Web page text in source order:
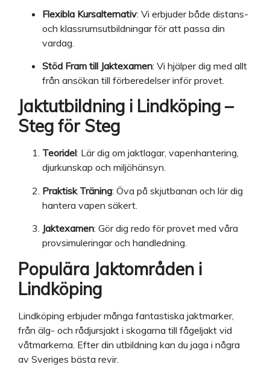
Flexibla Kursalternativ: Vi erbjuder både distans-
och klassrumsutbildningar för att passa din
vardag.
Stöd Fram till Jaktexamen: Vi hjälper dig med allt
från ansökan till förberedelser inför provet.
Jaktutbildning i Lindköping –
Steg för Steg
Teoridel: Lär dig om jaktlagar, vapenhantering,
djurkunskap och miljöhänsyn.
Praktisk Träning: Öva på skjutbanan och lär dig
hantera vapen säkert.
Jaktexamen: Gör dig redo för provet med våra
provsimuleringar och handledning.
Populära Jaktområden i
Lindköping
Lindköping erbjuder många fantastiska jaktmarker,
från älg- och rådjursjakt i skogarna till fågeljakt vid
våtmarkerna. Efter din utbildning kan du jaga i några
av Sveriges bästa revir.